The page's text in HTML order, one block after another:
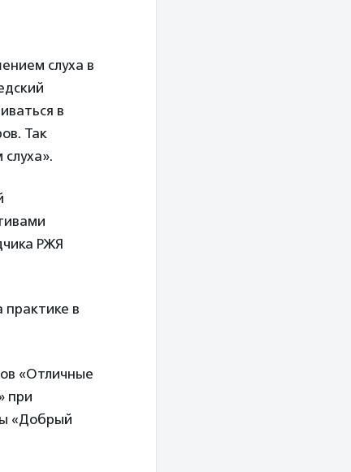
слуха в
в
Так
РЖЯ
практике в
«Отличные
при
«Добрый